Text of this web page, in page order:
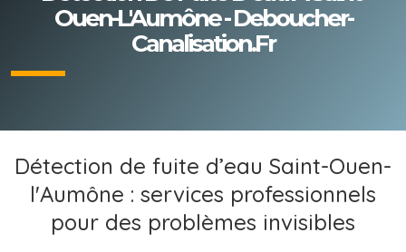
Ouen-L'Aumône - Deboucher-
Canalisation.fr
Détection de fuite d’eau Saint-Ouen-
l'Aumône : services professionnels
pour des problèmes invisibles